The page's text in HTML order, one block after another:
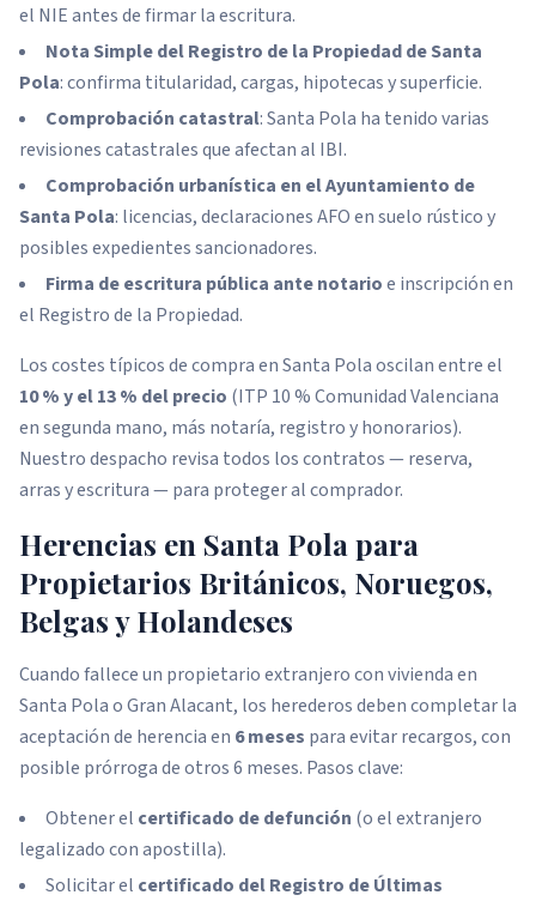
el NIE antes de firmar la escritura.
Nota Simple del Registro de la Propiedad de Santa
Pola: confirma titularidad, cargas, hipotecas y superficie.
Comprobación catastral: Santa Pola ha tenido varias
revisiones catastrales que afectan al IBI.
Comprobación urbanística en el Ayuntamiento de
Santa Pola: licencias, declaraciones AFO en suelo rústico y
posibles expedientes sancionadores.
Firma de escritura pública ante notarioe inscripción en
el Registro de la Propiedad.
Los costes típicos de compra en Santa Pola oscilan entre el
10 % y el 13 % del precio (ITP 10 % Comunidad Valenciana
en segunda mano, más notaría, registro y honorarios).
Nuestro despacho revisa todos los contratos — reserva,
arras y escritura — para proteger al comprador.
Herencias en Santa Pola para
Propietarios Británicos, Noruegos,
Belgas y Holandeses
Cuando fallece un propietario extranjero con vivienda en
Santa Pola o Gran Alacant, los herederos deben completar la
aceptación de herencia en 6 meses para evitar recargos, con
posible prórroga de otros 6 meses. Pasos clave:
Obtener el certificado de defunción (o el extranjero
legalizado con apostilla).
Solicitar el certificado del Registro de Últimas